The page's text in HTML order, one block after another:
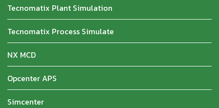
Tecnomatix Plant Simulation
Tecnomatix Process Simulate
NX MCD
Opcenter APS
Simcenter